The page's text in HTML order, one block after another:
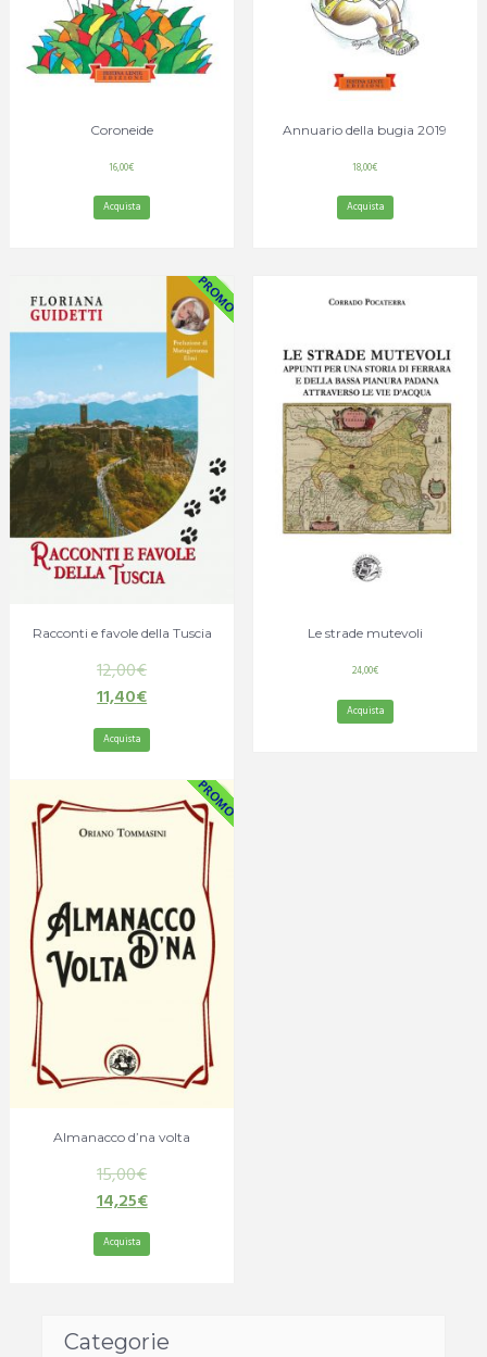
Coroneide
16,00€
Acquista
Annuario della bugia 2019
18,00€
Acquista
Racconti e favole della Tuscia
12,00€
11,40€
Acquista
Le strade mutevoli
24,00€
Acquista
Almanacco d’na volta
15,00€
14,25€
Acquista
Categorie